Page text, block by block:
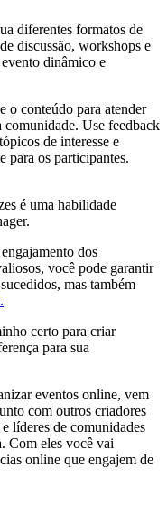
diferentes formatos de
discussão, workshops e
dinâmico e
o conteúdo para atender
comunidade. Use feedback
de interesse e
para os participantes.
é uma habilidade
dos
você pode garantir
mas também
certo para criar
para sua
eventos online, vem
com outros criadores
líderes de comunidades
Com eles você vai
online que engajem de